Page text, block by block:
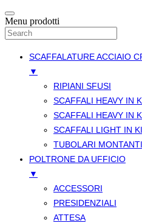
Menu prodotti
SCAFFALATURE ACCIAIO
▼
RIPIANI SFUSI
SCAFFALI HEAVY IN
SCAFFALI HEAVY IN
SCAFFALI LIGHT IN
TUBOLARI
POLTRONE DA UFFICIO
▼
ACCESSORI
PRESIDENZIALI
ATTESA